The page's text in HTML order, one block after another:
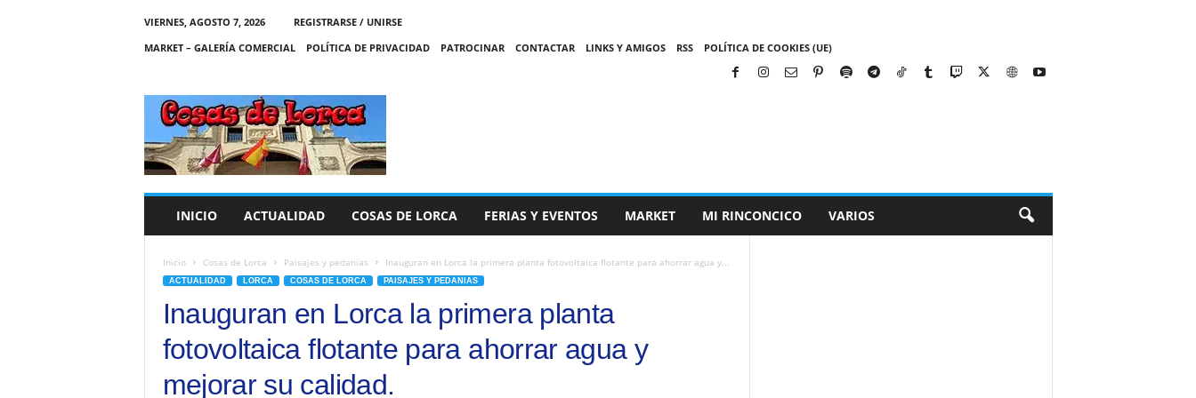
VIERNES, AGOSTO 7, 2026
REGISTRARSE / UNIRSE
MARKET – GALERÍA COMERCIAL
POLÍTICA DE PRIVACIDAD PATROCINAR CONTACTAR LINKS Y AMIGOS RSS POLÍTICA DE COOKIES (UE)
C
A
S
INICIO ACTUALIDAD COSAS DE LORCA FERIAS Y EVENTOS MARKET MI RINCONCICO VARIOS
Inicio Cosas de Lorca Paisajes y pedanias Inauguran en Lorca la primera planta fotovoltaica flotante para ahorrar agua y...
ACTUALIDAD LORCA COSAS DE LORCA PAISAJES Y PEDANIAS
Inauguran en Lorca la primera planta
fotovoltaica flotante para ahorrar agua y
mejorar su calidad.